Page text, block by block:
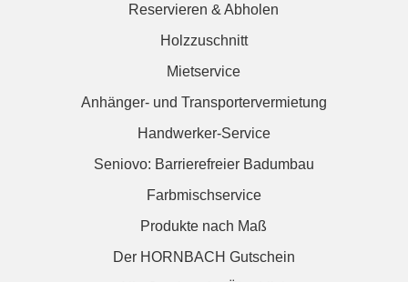
Reservieren & Abholen
Holzzuschnitt
Mietservice
Anhänger- und Transportervermietung
Handwerker-Service
Seniovo: Barrierefreier Badumbau
Farbmischservice
Produkte nach Maß
Der HORNBACH Gutschein